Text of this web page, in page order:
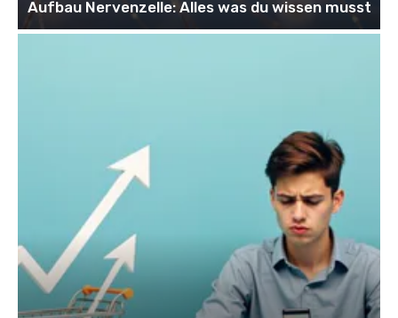
Aufbau Nervenzelle: Alles was du wissen musst